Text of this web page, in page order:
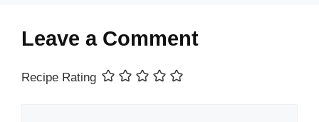
Leave a Comment
Recipe Rating